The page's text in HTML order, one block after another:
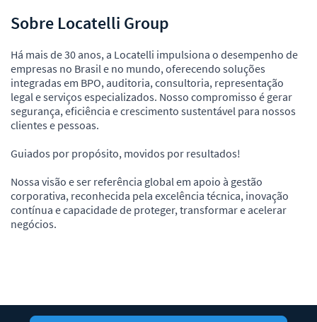
Sobre Locatelli Group
Há mais de 30 anos, a Locatelli impulsiona o desempenho de
empresas no Brasil e no mundo, oferecendo soluções
integradas em BPO, auditoria, consultoria, representação
legal e serviços especializados. Nosso compromisso é gerar
segurança, eficiência e crescimento sustentável para nossos
clientes e pessoas.
Guiados por propósito, movidos por resultados!
Nossa visão e ser referência global em apoio à gestão
corporativa, reconhecida pela excelência técnica, inovação
contínua e capacidade de proteger, transformar e acelerar
negócios.